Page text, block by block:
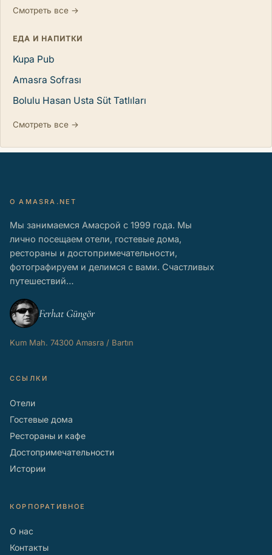
Смотреть все →
ЕДА И НАПИТКИ
Kupa Pub
Amasra Sofrası
Bolulu Hasan Usta Süt Tatlıları
Смотреть все →
О AMASRA.NET
Мы занимаемся Амасрой с 1999 года. Мы
лично посещаем отели, гостевые дома,
рестораны и достопримечательности,
фотографируем и делимся с вами. Счастливых
путешествий…
Ferhat Güngör
Kum Mah. 74300 Amasra / Bartın
ССЫЛКИ
Отели
Гостевые дома
Рестораны и кафе
Достопримечательности
Истории
КОРПОРАТИВНОЕ
О нас
Контакты